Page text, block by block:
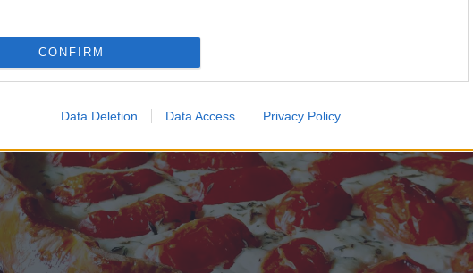
CONFIRM
Data Deletion Data Access Privacy Policy